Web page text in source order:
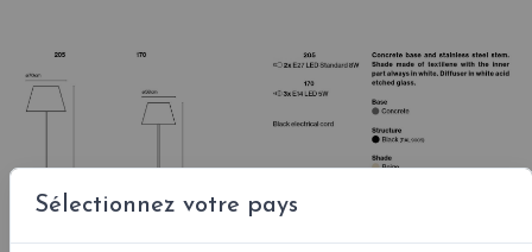
Sélectionnez votre pays